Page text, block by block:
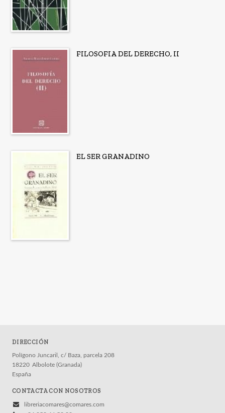
FILOSOFIA DEL DERECHO, II
EL SER GRANADINO
DIRECCIÓN
Polígono Juncaril, c/ Baza, parcela 208
18220 Albolote (Granada)
España
CONTACTA CON NOSOTROS
libreriacomares@comares.com